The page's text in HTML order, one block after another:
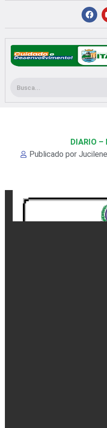
conteúdo
F
a
c
b
o
o
k
Pesquisar
DIARIO –
Publicado por